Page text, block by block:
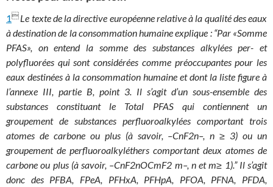
1 Le texte de la directive européenne relative à la qualité des eaux
à destination de la consommation humaine explique : “Par «Somme
PFAS», on entend la somme des substances alkylées per- et
polyfluorées qui sont considérées comme préoccupantes pour les
eaux destinées à la consommation humaine et dont la liste figure à
l’annexe III, partie B, point 3. Il s’agit d’un sous-ensemble des
substances constituant le Total PFAS qui contiennent un
groupement de substances perfluoroalkylées comportant trois
atomes de carbone ou plus (à savoir, –CnF2n–, n ≥ 3) ou un
groupement de perfluoroalkyléthers comportant deux atomes de
carbone ou plus (à savoir, –CnF2nOCmF2 m–, n et m≥ 1).” Il s’agit
donc des PFBA, FPeA, PFHxA, PFHpA, PFOA, PFNA, PFDA,